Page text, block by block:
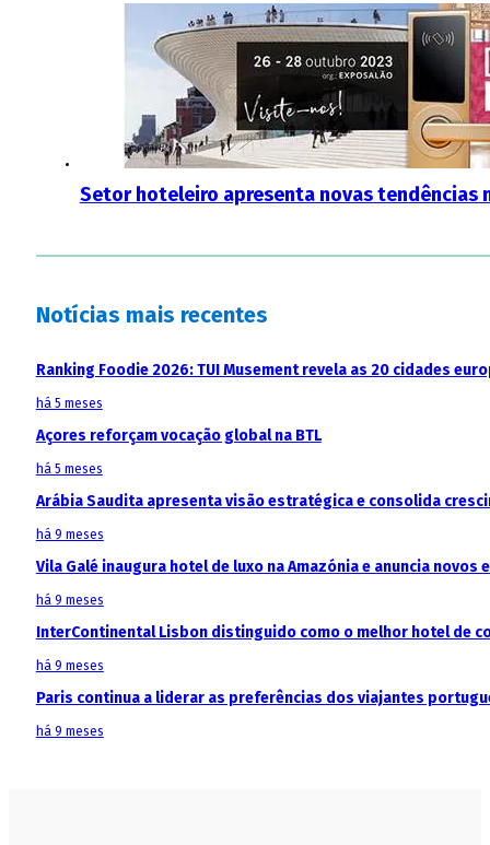
Setor hoteleiro apresenta novas tendências
Notícias mais recentes
Ranking Foodie 2026: TUI Musement revela as 20 cidades
há 5 meses
Açores reforçam vocação global na BTL
há 5 meses
Arábia Saudita apresenta visão estratégica e consolida
há 9 meses
Vila Galé inaugura hotel de luxo na Amazónia e anuncia
há 9 meses
InterContinental Lisbon distinguido como o melhor hotel de
há 9 meses
Paris continua a liderar as preferências dos viajantes
há 9 meses